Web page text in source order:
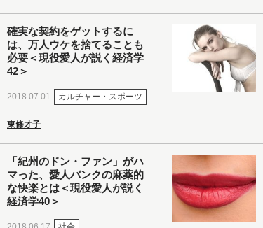
確実な契約をゲットするに
は、万人ウケを捨てることも
必要＜現役愛人が説く経済学
42＞
2018.07.01 カルチャー・スポーツ
東條才子
「紀州のドン・ファン」がハ
マった、愛人バンクの麻薬的
な快楽とは＜現役愛人が説く
経済学40＞